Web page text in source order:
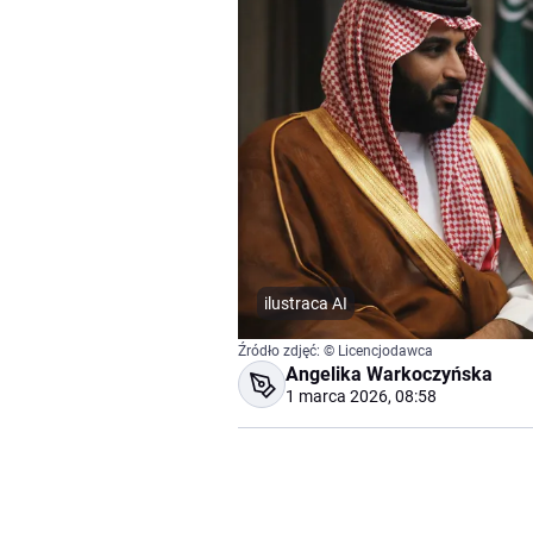
ilustraca AI
Źródło zdjęć: © Licencjodawca
Angelika Warkoczyńska
1 marca 2026, 08:58